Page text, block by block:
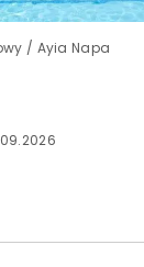
/ Ayia Napa